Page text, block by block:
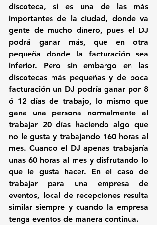
discoteca, si es una de las más
importantes de la ciudad, donde va
gente de mucho dinero, pues el DJ
podrá ganar más, que en otra
pequeña donde la facturación sea
inferior. Pero sin embargo en las
discotecas más pequeñas y de poca
facturación un DJ podría ganar por 8
ó 12 días de trabajo, lo mismo que
gana una persona normalmente al
trabajar 20 días haciendo algo que
no le gusta y trabajando 160 horas al
mes. Cuando el DJ apenas trabajaría
unas 60 horas al mes y disfrutando lo
que le gusta hacer. En el caso de
trabajar para una empresa de
eventos, local de recepciones resulta
similar siempre y cuando la empresa
tenga eventos de manera continua.